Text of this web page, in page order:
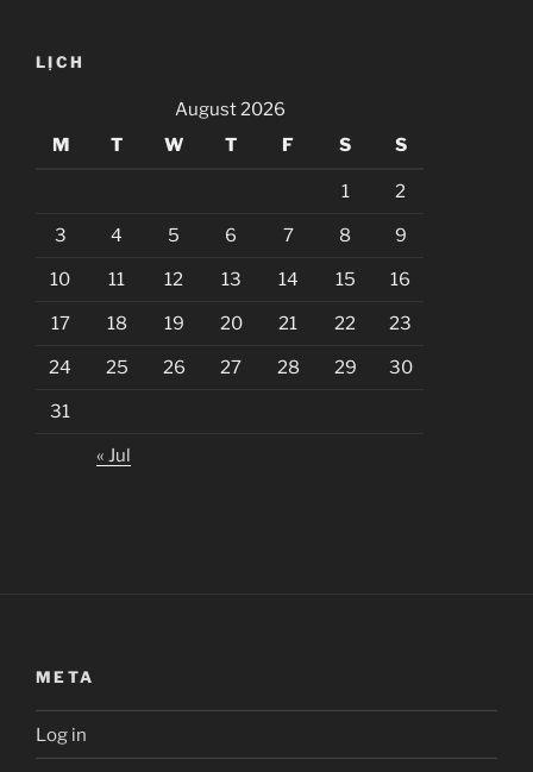
LỊCH
August 2026
M
T W T F S S
1 2
3 4 5 6 7 8 9
10 11 12 13 14 15 16
17 18 19 20 21 22 23
24 25 26 27 28 29 30
31
« Jul
META
Log in